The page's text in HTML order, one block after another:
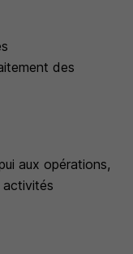
des
aux opérations,
activités